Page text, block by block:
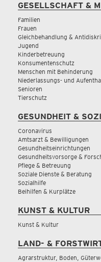
GESELLSCHAFT &
Familien
Frauen
Gleichbehandlung &
Jugend
Kinderbetreuung
Konsumentenschutz
Menschen mit Behinderung
Niederlassungs- und
Senioren
Tierschutz
GESUNDHEIT &
Coronavirus
Amtsarzt & Bewilligungen
Gesundheitseinrichtungen
Gesundheitsvorsorge &
Pflege & Betreuung
Soziale Dienste & Beratung
Sozialhilfe
Beihilfen & Kurplätze
KUNST & KULTUR
Kunst & Kultur
LAND- &
Agrarstruktur, Boden,